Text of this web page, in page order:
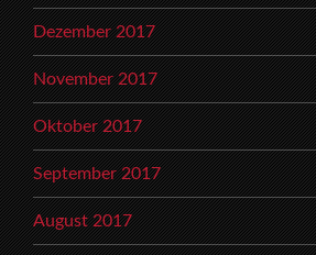
Dezember 2017
November 2017
Oktober 2017
September 2017
August 2017